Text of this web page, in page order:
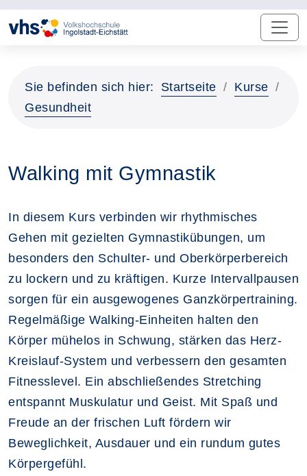
Sie befinden sich hier: Startseite
Kurse
Gesundheit
Walking mit Gymnastik
In diesem Kurs verbinden wir rhythmisches
Gehen mit gezielten Gymnastikübungen, um
besonders den Schulter- und Oberkörperbereich
zu lockern und zu kräftigen. Kurze Intervallpausen
sorgen für ein ausgewogenes Ganzkörpertraining.
Regelmäßige Walking-Einheiten halten den
Körper mühelos in Schwung, stärken das Herz-
Kreislauf-System und verbessern den gesamten
Fitnesslevel. Ein abschließendes Stretching
entspannt Muskulatur und Geist. Mit Spaß und
Freude an der frischen Luft fördern wir
Beweglichkeit, Ausdauer und ein rundum gutes
Körpergefühl.